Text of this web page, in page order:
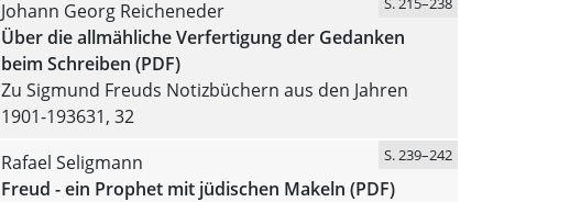
Johann Georg Reicheneder
Über die allmähliche Verfertigung der Gedanken
beim Schreiben (PDF)
Zu Sigmund Freuds Notizbüchern aus den Jahren
1901-193631, 32
Rafael Seligmann
S. 239–242
Freud - ein Prophet mit jüdischen Makeln (PDF)